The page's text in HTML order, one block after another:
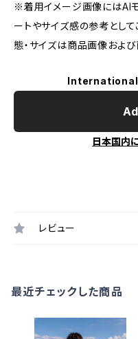
※着用イメージ画像にはAI
ートやサイズ感の参考とし
態・サイズは商品画像およ
日本国内
レビュー
最近チェックした商品